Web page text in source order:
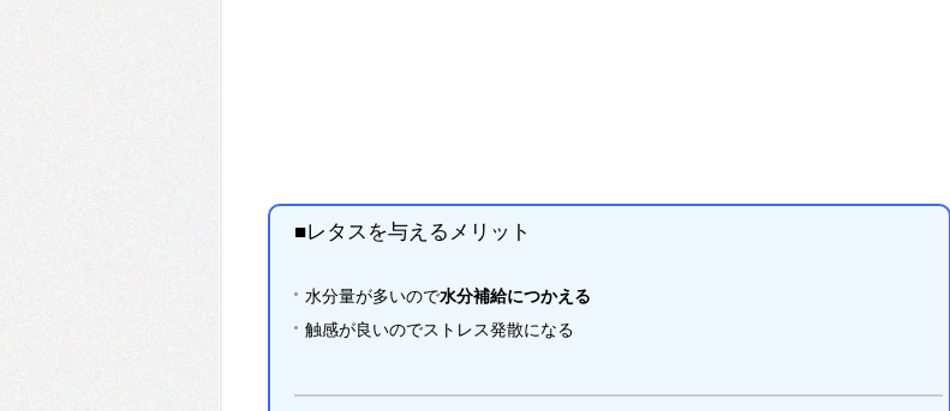
■レタスを与えるメリット
水分量が多いので水分補給につかえる
触感が良いのでストレス発散になる